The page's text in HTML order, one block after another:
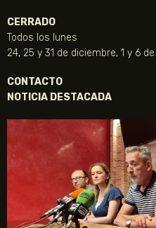
CERRADO
Todos los lunes
24, 25 y 31 de diciembre, 1 y 6
CONTACTO
NOTICIA DESTACADA